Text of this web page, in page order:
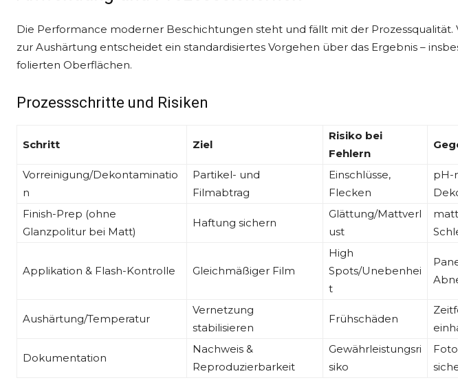
Die Performance moderner Beschichtungen steht und fällt mit der Prozessqualität.
zur Aushärtung entscheidet ein standardisiertes Vorgehen über das Ergebnis –
folierten Oberflächen.
Prozessschritte und Risiken
Schritt Ziel
Risiko bei
Fehlern
Vorreinigung/Dekontaminatio
n
Partikel- und
Filmabtrag
Einschlüsse,
Flecken
pH-
Finish-Prep (ohne
Glanzpolitur bei Matt)
Haftung sichern
Glättung/Mattverl
ust
Applikation & Flash-Kontrolle Gleichmäßiger Film
High
Spots/Unebenhei
t
Aushärtung/Temperatur
Vernetzung
stabilisieren
Frühschäden
Dokumentation
Nachweis &
Reproduzierbarkeit
Gewährleistungsri
siko